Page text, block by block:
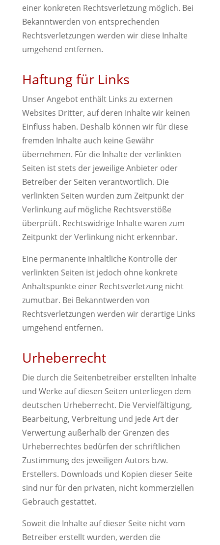
einer konkreten Rechtsverletzung möglich. Bei
Bekanntwerden von entsprechenden
Rechtsverletzungen werden wir diese Inhalte
umgehend entfernen.
Haftung für Links
Unser Angebot enthält Links zu externen
Websites Dritter, auf deren Inhalte wir keinen
Einfluss haben. Deshalb können wir für diese
fremden Inhalte auch keine Gewähr
übernehmen. Für die Inhalte der verlinkten
Seiten ist stets der jeweilige Anbieter oder
Betreiber der Seiten verantwortlich. Die
verlinkten Seiten wurden zum Zeitpunkt der
Verlinkung auf mögliche Rechtsverstöße
überprüft. Rechtswidrige Inhalte waren zum
Zeitpunkt der Verlinkung nicht erkennbar.
Eine permanente inhaltliche Kontrolle der
verlinkten Seiten ist jedoch ohne konkrete
Anhaltspunkte einer Rechtsverletzung nicht
zumutbar. Bei Bekanntwerden von
Rechtsverletzungen werden wir derartige Links
umgehend entfernen.
Urheberrecht
Die durch die Seitenbetreiber erstellten Inhalte
und Werke auf diesen Seiten unterliegen dem
deutschen Urheberrecht. Die Vervielfältigung,
Bearbeitung, Verbreitung und jede Art der
Verwertung außerhalb der Grenzen des
Urheberrechtes bedürfen der schriftlichen
Zustimmung des jeweiligen Autors bzw.
Erstellers. Downloads und Kopien dieser Seite
sind nur für den privaten, nicht kommerziellen
Gebrauch gestattet.
Soweit die Inhalte auf dieser Seite nicht vom
Betreiber erstellt wurden, werden die